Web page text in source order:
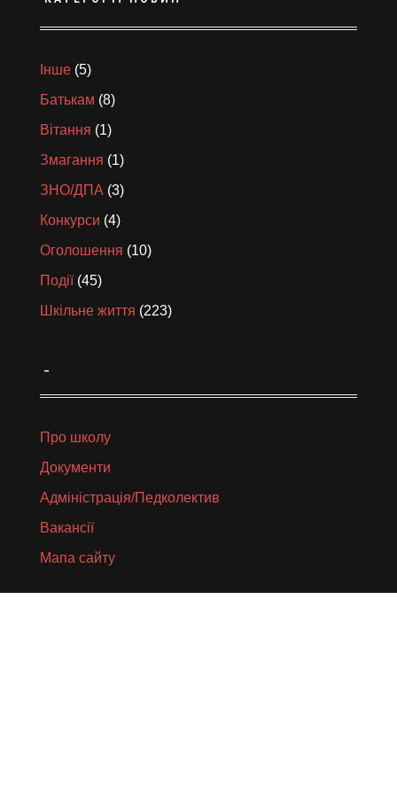
Інше (5)
Батькам (8)
Вітання (1)
Змагання (1)
ЗНО/ДПА (3)
Конкурси (4)
Оголошення (10)
Події(45)
Шкільне життя (223)
_
Про школу
Документи
Адміністрація/Педколектив
Вакансії
Мапа сайту